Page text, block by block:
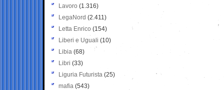
Lavoro (1.316)
LegaNord (2.411)
Letta Enrico (154)
Liberi e Uguali (10)
Libia (68)
Libri (33)
Liguria Futurista (25)
mafia (543)